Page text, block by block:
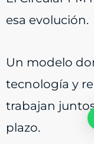
esa evolución.
Un modelo
tecnología y
trabajan
plazo.